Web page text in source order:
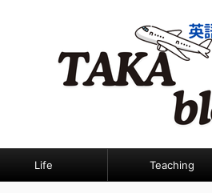
Life Teaching